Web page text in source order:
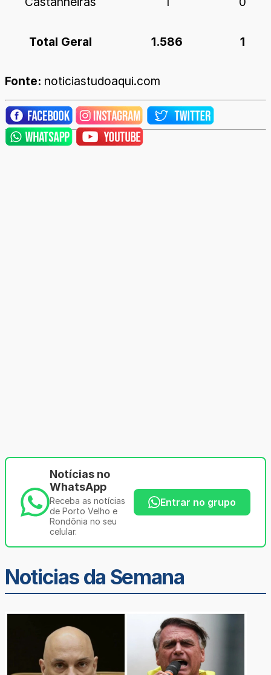
Total Geral 1.586 1
Fonte: noticiastudoaqui.com
Notícias no
WhatsApp
Receba as notícias
de Porto Velho e
Rondônia no seu
celular.
Entrar no grupo
Noticias da Semana